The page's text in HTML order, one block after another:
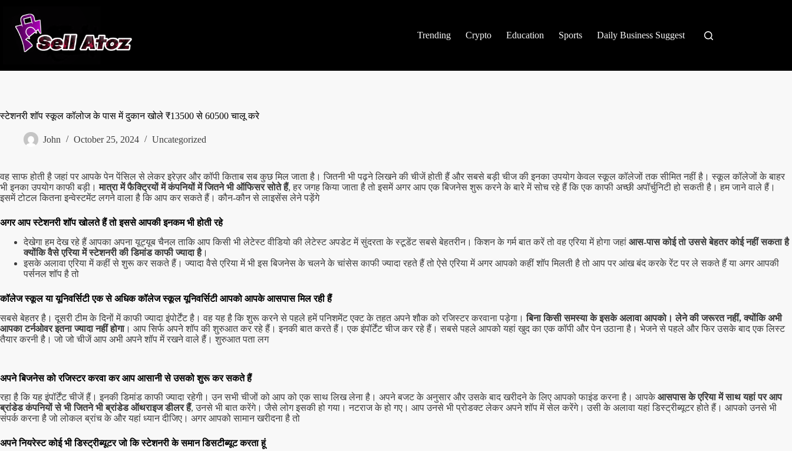
content
Trending
Crypto Education Sports Daily Business Suggest
स्टेशनरी शॉप स्कूल कॉलोज के पास में दुकान खोले ₹13500 से 60500 चालू करे
John October 25, 2024 Uncategorized
वह साफ होती है जहां पर आपके पेन पेंसिल से लेकर इरेज़र और कॉपी किताब सब कुछ मिल जाता है। जितनी भी पढ़ने लिखने की चीजें होती हैं और सबसे बड़ी चीज की इनका उपयोग केवल स्कूल कॉलेजों तक सीमित नहीं है। स्कूल कॉलेजों के बाहर
भी इनका उपयोग काफी बड़ी।मात्रा में फैक्ट्रियों में कंपनियों में जितने भी ऑफिसर सोते हैं, हर जगह किया जाता है तो इसमें अगर आप एक बिजनेस शुरू करने के बारे में सोच रहे हैं कि एक काफी अच्छी अपॉर्चुनिटी हो सकती है। हम जाने वाले हैं।
इसमें टोटल कितना इन्वेस्टमेंट लगने वाला है कि आप कर सकते हैं। कौन-कौन से लाइसेंस लेने पड़ेंगे
अगर आप स्टेशनरी शॉप खोलते हैं तो इससे आपकी इनकम भी होती रहे
देखेगा हम देख रहे हैं आपका अपना यूट्यूब चैनल ताकि आप किसी भी लेटेस्ट वीडियो की लेटेस्ट अपडेट में सुंदरता के स्टूडेंट सबसे बेहतरीन। किशन के गर्म बात करें तो वह एरिया में होगा जहां आस-पास कोई तो उससे बेहतर कोई नहीं सकता है
क्योंकि वैसे एरिया में स्टेशनरी की डिमांड काफी ज्यादा है।
इसके अलावा एरिया में कहीं से शुरू कर सकते हैं। ज्यादा वैसे एरिया में भी इस बिजनेस के चलने के चांसेस काफी ज्यादा रहते हैं तो ऐसे एरिया में अगर आपको कहीं शॉप मिलती है तो आप पर आंख बंद करके रेंट पर ले सकते हैं या अगर आपकी
पर्सनल शॉप है तो
कॉलेज स्कूल या यूनिवर्सिटी एक से अधिक कॉलेज स्कूल यूनिवर्सिटी आपको आपके आसपास मिल रही हैं
सबसे बेहतर है। दूसरी टीम के दिनों में काफी ज्यादा इंपोर्टेंट है। वह यह है कि शुरू करने से पहले हमें पनिशमेंट एक्ट के तहत अपने शौक को रजिस्टर करवाना पड़ेगा।बिना किसी समस्या के इसके अलावा आपको। लेने की जरूरत नहीं, क्योंकि अभी
आपका टर्नओवर इतना ज्यादा नहीं होगा। आप सिर्फ अपने शॉप की शुरुआत कर रहे हैं। इनकी बात करते हैं। एक इंपॉर्टेंट चीज कर रहे हैं। सबसे पहले आपको यहां खुद का एक कॉपी और पेन उठाना है। भेजने से पहले और फिर उसके बाद एक लिस्ट
तैयार करनी है। जो जो चीजें आप अभी अपने शॉप में रखने वाले हैं। शुरुआत पता लग
अपने बिजनेस को रजिस्टर करवा कर आप आसानी से उसको शुरू कर सकते हैं
रहा है कि यह इंपॉर्टेंट चीजें हैं। इनकी डिमांड काफी ज्यादा रहेगी। उन सभी चीजों को आप को एक साथ लिख लेना है। अपने बजट के अनुसार और उसके बाद खरीदने के लिए आपको फाइंड करना है। आपके आसपास के एरिया में साथ यहां पर आप
ब्रांडेड कंपनियों से भी जितने भी ब्रांडेड ऑथराइज डीलर हैं, उनसे भी बात करेंगे। जैसे लोग इसकी हो गया। नटराज के हो गए। आप उनसे भी प्रोडक्ट लेकर अपने शॉप में सेल करेंगे। उसी के अलावा यहां डिस्ट्रीब्यूटर होते हैं। आपको उनसे भी
संपर्क करना है जो लोकल ब्रांच के और यहां ध्यान दीजिए। अगर आपको सामान खरीदना है तो
अपने नियरेस्ट कोई भी डिस्ट्रीब्यूटर जो कि स्टेशनरी के समान डिसटीब्यूट करता हूं